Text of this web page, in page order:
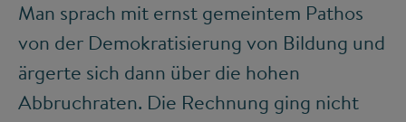
Man sprach mit ernst gemeintem Pathos
von der Demokratisierung von Bildung und
ärgerte sich dann über die hohen
Abbruchraten. Die Rechnung ging nicht